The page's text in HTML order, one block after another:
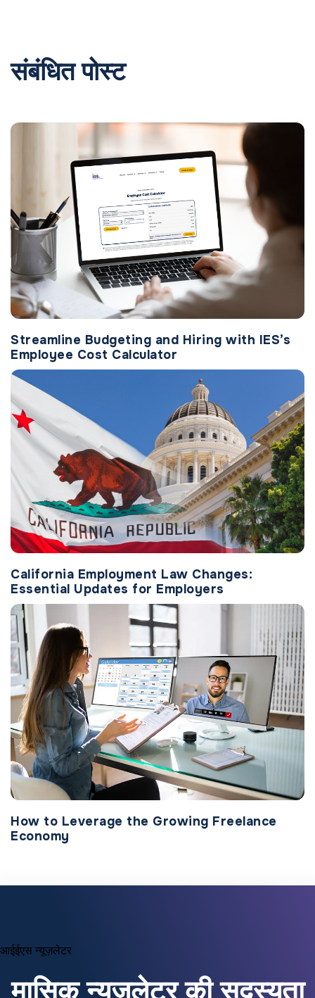
संबंधित पोस्ट
Streamline Budgeting and Hiring with IES’s
Employee Cost Calculator
California Employment Law Changes:
Essential Updates for Employers
How to Leverage the Growing Freelance
Economy
आईईएस न्यूज़लेटर